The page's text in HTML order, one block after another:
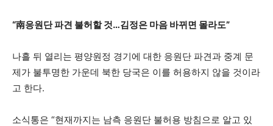
“南응원단 파견 불허할 것…김정은 마음 바뀌면 몰라도”
나흘 뒤 열리는 평양원정 경기에 대한 응원단 파견과 중계 문
제가 불투명한 가운데 북한 당국은 이를 허용하지 않을 것이라
고 한다.
소식통은 “현재까지는 남측 응원단 불허용 방침으로 알고 있